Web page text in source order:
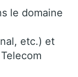
le domaine
etc.) et